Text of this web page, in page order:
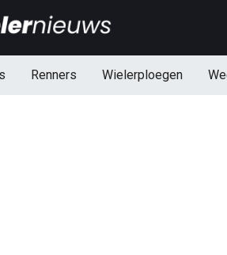
Renners Wielerploegen